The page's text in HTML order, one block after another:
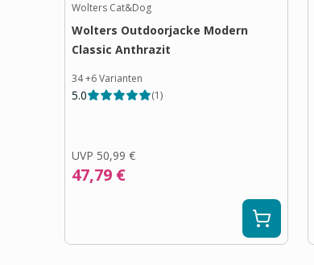
Wolters Cat&Dog
Wolters Outdoorjacke Modern
Classic Anthrazit
34+6Varianten
5.0 (1)
UVP 50,99 €
47,79 €